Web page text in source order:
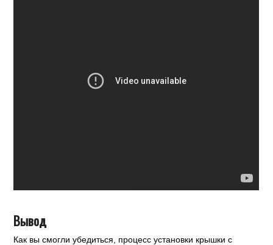
Вывод
Как вы смогли убедиться, процесс установки крышки с